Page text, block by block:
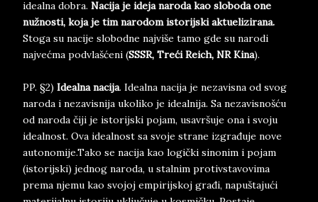
idealna dobra. Nacija je ideja naroda kao sloboda one
nužnosti, koja je tim narodom istorijski aktuelizirana.
Stoga su nacije slobodne najviše tamo gde su narodi
najvećma podvlašćeni (SSSR, Treći Reich, NR Kina).
PP. §2) Idealna nacija. Idealna nacija je nezavisna od svog
naroda i nezavisnija ukoliko je idealnija. Sa nezavisnošću
od naroda čiji je istorijski pojam, usavršuje ona i svoju
idealnost. Ova idealnost sa svoje strane izgrađuje nove
autonomije.Tako se nacija kao logički sinonim i pojam
(istorijski) jednog naroda, u stalnim protivstavovima
prema njemu kao svojoj empirijskoj građi, napuštajući